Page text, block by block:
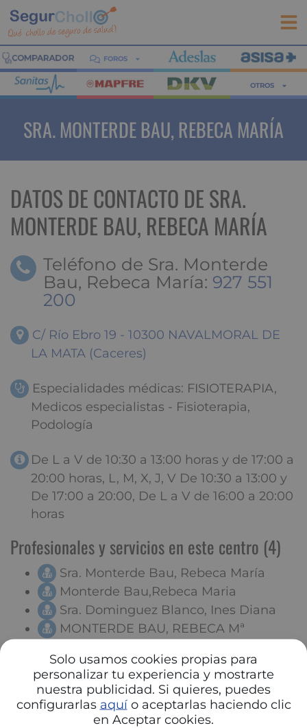
Solo usamos cookies propias para
personalizar tu experiencia y mostrarte
nuestra publicidad. Si quieres, puedes
configurarlas aquío aceptarlas haciendo clic
en Aceptar cookies.
FOROS
OTROS
SRA. MONTERDE BAU, REBECA MARÍA
DATOS DE CONTACTO DE SRA.
MONTERDE BAU, REBECA MARÍA
Teléfono de Sra. Monterde
Bau, Rebeca María: 927 551
200
C/ Río Ebro 19 - 10300 NAVALMORAL DE
LA MATA (Caceres)
Especialidades médicas: FISIOTERAPIA,
Medicos especialistas - Fisioterapia,
Podología
De L a V de 10:30 a 13:00 horas y de 17:00 a
20:00 horas, L, M, X, J, V De 10:30 a 13:00 y
De 17:00 a 20:00, De L a V de 16:00 a 20:00
horas
Profesionales y servicios en este centro (4)
Sra. Monterde Bau, Rebeca María
Monterde Bau,Rebeca Maria
Sra. Dominguez Blanco, Ines Diana
MONTERDE BAU, REBECA Mª